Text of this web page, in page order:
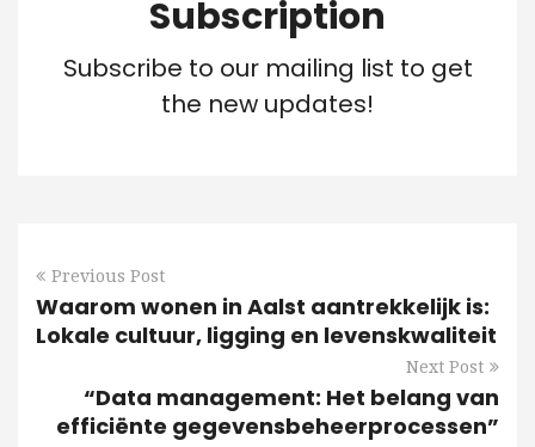
Subscription
Subscribe to our mailing list to get
the new updates!
Previous Post
Waarom wonen in Aalst aantrekkelijk is:
Lokale cultuur, ligging en levenskwaliteit
Next Post
“Data management: Het belang van
efficiënte gegevensbeheerprocessen”